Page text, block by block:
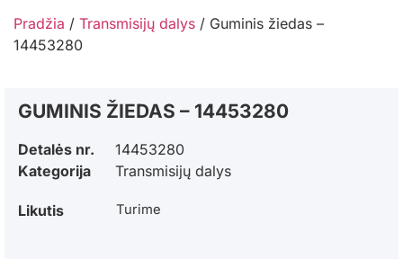
Pradžia / Transmisijų dalys / Guminis žiedas –
14453280
GUMINIS ŽIEDAS – 14453280
Detalės nr.
14453280
Kategorija
Transmisijų dalys
Likutis Turime